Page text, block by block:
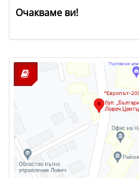
Очакваме ви!